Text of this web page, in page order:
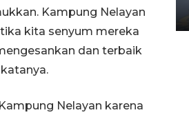
Kampung Nelayan
kita senyum mereka
dan terbaik
Nelayan karena
12:51 WIB